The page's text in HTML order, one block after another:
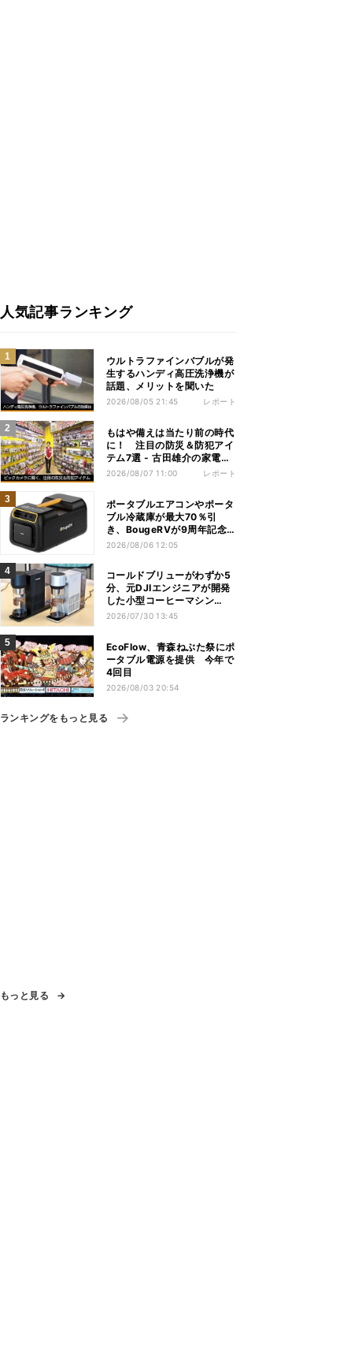
人気記事ランキング
ウルトラファインバブルが発
生するハンディ高圧洗浄機が
話題、メリットを聞いた
2026/08/05 21:45 レポート
もはや備えは当たり前の時代
に！ 注目の防災＆防犯アイ
テム7選 - 古田雄介の家電ト
レンド通信
2026/08/07 11:00 レポート
ポータブルエアコンやポータ
ブル冷蔵庫が最大70％引
き、BougeRVが9周年記念
セール
2026/08/06 12:05
コールドブリューがわずか5
分、元DJIエンジニアが開発
した小型コーヒーマシン
「Brezi」
2026/07/30 13:45
EcoFlow、青森ねぶた祭にポ
ータブル電源を提供 今年で
4回目
2026/08/03 20:54
ランキングをもっと見る
もっと見る